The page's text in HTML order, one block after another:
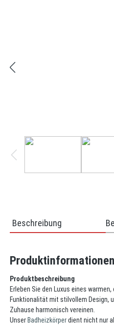
Beschreibung
Produktbeschreibung
Erleben Sie den Luxus eines
Funktionalität mit stilvollem Design,
Zuhause harmonisch vereinen.
Unser Badheizkörperdient nicht nur